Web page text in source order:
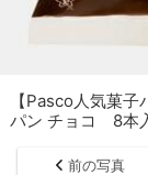
【Pasco人気菓
パン チョコ 8本
前の写真